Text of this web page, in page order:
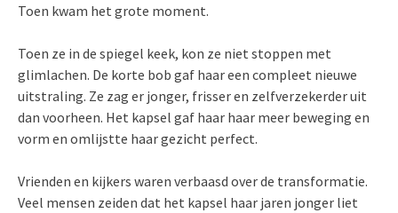
Toen kwam het grote moment.
Toen ze in de spiegel keek, kon ze niet stoppen met
glimlachen. De korte bob gaf haar een compleet nieuwe
uitstraling. Ze zag er jonger, frisser en zelfverzekerder uit
dan voorheen. Het kapsel gaf haar haar meer beweging en
vorm en omlijstte haar gezicht perfect.
Vrienden en kijkers waren verbaasd over de transformatie.
Veel mensen zeiden dat het kapsel haar jaren jonger liet